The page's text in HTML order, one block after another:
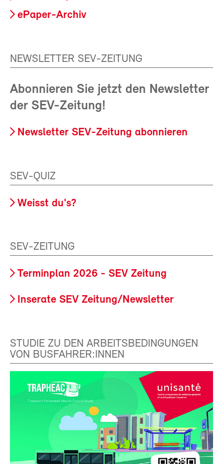
ePaper-Archiv
NEWSLETTER SEV-ZEITUNG
Abonnieren Sie jetzt den Newsletter
der SEV-Zeitung!
Newsletter SEV-Zeitung abonnieren
SEV-QUIZ
Weisst du's?
SEV-ZEITUNG
Terminplan 2026 - SEV Zeitung
Inserate SEV Zeitung/Newsletter
STUDIE ZU DEN ARBEITSBEDINGUNGEN
VON BUSFAHRER:INNEN